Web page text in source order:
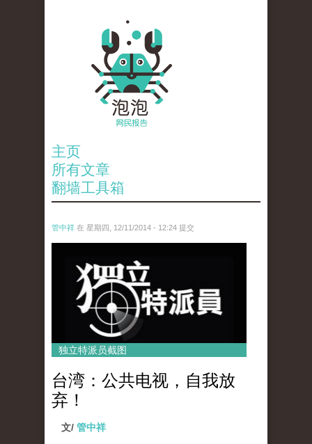
主页
所有文章
翻墙工具箱
管中祥 在 星期四, 12/11/2014 - 12:24 提交
独立特派员截图
台湾：公共电视，自我放
弃！
文/ 管中祥